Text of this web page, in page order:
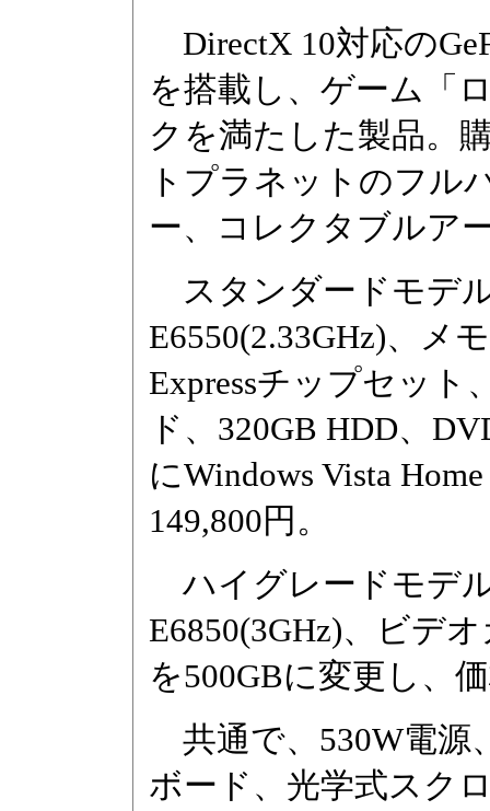
DirectX 10対応の
を搭載し、ゲーム「
クを満たした製品。
トプラネットのフル
ー、コレクタブルア
スタンダードモデ
E6550(2.33GHz)、メ
Expressチップセット
ド、320GB HDD、
にWindows Vista
149,800円。
ハイグレードモデ
E6850(3GHz)、ビデ
を500GBに変更し、
共通で、530W電源
ボード、光学式スク